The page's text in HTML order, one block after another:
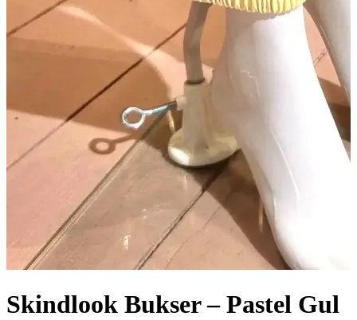
Skindlook Bukser – Pastel Gul